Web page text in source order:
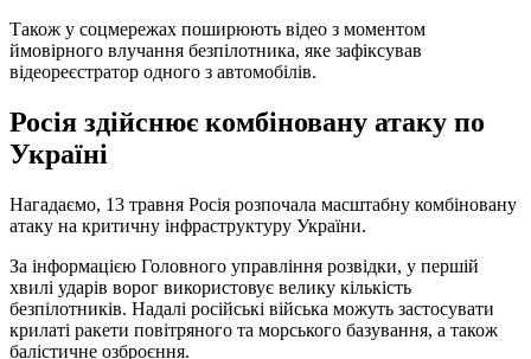
Також у соцмережах поширюють відео з моментом
ймовірного влучання безпілотника, яке зафіксував
відеореєстратор одного з автомобілів.
Росія здійснює комбіновану атаку по
Україні
Нагадаємо, 13 травня Росія розпочала масштабну комбіновану
атаку на критичну інфраструктуру України.
За інформацією Головного управління розвідки, у першій
хвилі ударів ворог використовує велику кількість
безпілотників. Надалі російські війська можуть застосувати
крилаті ракети повітряного та морського базування, а також
балістичне озброєння.